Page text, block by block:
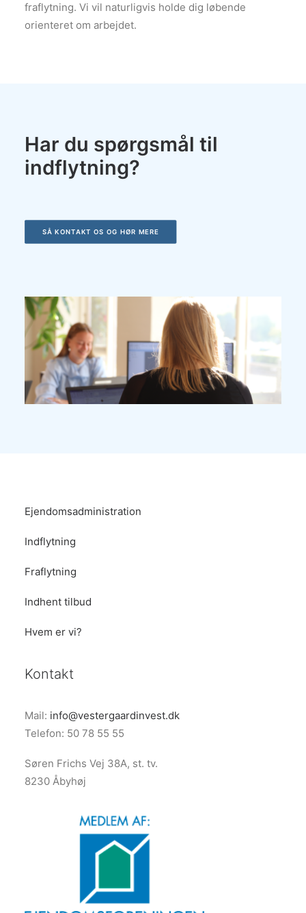
fraflytning. Vi vil naturligvis holde dig løbende
orienteret om arbejdet.
Har du spørgsmål til
indflytning?
SÅ KONTAKT OS OG HØR MERE
Ejendomsadministration
Indflytning
Fraflytning
Indhent tilbud
Hvem er vi?
Kontakt
Mail: info@vestergaardinvest.dk
Telefon: 50 78 55 55
Søren Frichs Vej 38A, st. tv.
8230 Åbyhøj